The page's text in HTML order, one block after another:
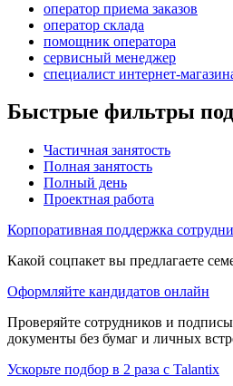
оператор приема заказов
оператор склада
помощник оператора
сервисный менеджер
специалист интернет-
Быстрые фильтры
Частичная занятость
Полная занятость
Полный день
Проектная работа
Корпоративная поддержка
Какой соцпакет вы предлагаете
Оформляйте кандидатов онлайн
Проверяйте сотрудников и
документы без бумаг и личных
Ускорьте подбор в 2 раза с Talantix